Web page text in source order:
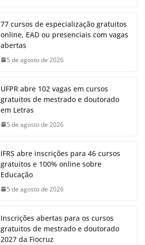
77 cursos de especialização gratuitos
online, EAD ou presenciais com vagas
abertas
5 de agosto de 2026
UFPR abre 102 vagas em cursos
gratuitos de mestrado e doutorado
em Letras
5 de agosto de 2026
IFRS abre inscrições para 46 cursos
gratuitos e 100% online sobre
Educação
5 de agosto de 2026
Inscrições abertas para os cursos
gratuitos de mestrado e doutorado
2027 da Fiocruz